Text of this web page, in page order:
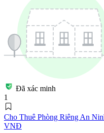
Đã xác minh
1
Cho Thuê Phòng Riêng An
VNĐ